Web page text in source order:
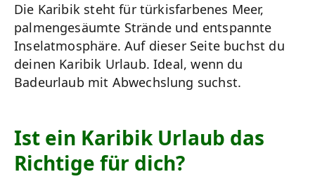
Die Karibik steht für türkisfarbenes Meer,
palmengesäumte Strände und entspannte
Inselatmosphäre. Auf dieser Seite buchst du
deinen Karibik Urlaub. Ideal, wenn du
Badeurlaub mit Abwechslung suchst.
Ist ein Karibik Urlaub das
Richtige für dich?